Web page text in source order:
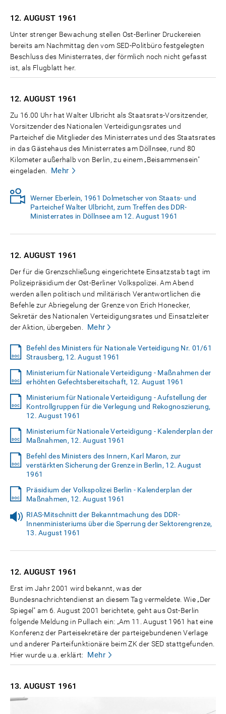
12. AUGUST 1961
Unter strenger Bewachung stellen Ost-Berliner Druckereien
bereits am Nachmittag den vom SED-Politbüro festgelegten
Beschluss des Ministerrates, der förmlich noch nicht gefasst
ist, als Flugblatt her.
12. AUGUST 1961
Zu 16.00 Uhr hat Walter Ulbricht als Staatsrats-Vorsitzender,
Vorsitzender des Nationalen Verteidigungsrates und
Parteichef die Mitglieder des Ministerrates und des Staatsrates
in das Gästehaus des Ministerrates am Döllnsee, rund 80
Kilometer außerhalb von Berlin, zu einem „Beisammensein"
eingeladen.
Mehr
Werner Eberlein, 1961 Dolmetscher von Staats- und
Parteichef Walter Ulbricht, zum Treffen des DDR-
Ministerrates in Döllnsee am 12. August 1961
12. AUGUST 1961
Der für die Grenzschließung eingerichtete Einsatzstab tagt im
Polizeipräsidium der Ost-Berliner Volkspolizei. Am Abend
werden allen politisch und militärisch Verantwortlichen die
Befehle zur Abriegelung der Grenze von Erich Honecker,
Sekretär des Nationalen Verteidigungsrates und Einsatzleiter
der Aktion, übergeben.
Mehr
Befehl des Ministers für Nationale Verteidigung Nr. 01/61
Strausberg, 12. August 1961
Ministerium für Nationale Verteidigung - Maßnahmen der
erhöhten Gefechtsbereitschaft, 12. August 1961
Ministerium für Nationale Verteidigung - Aufstellung der
Kontrollgruppen für die Verlegung und Rekognoszierung,
12. August 1961
Ministerium für Nationale Verteidigung - Kalenderplan der
Maßnahmen, 12. August 1961
Befehl des Ministers des Innern, Karl Maron, zur
verstärkten Sicherung der Grenze in Berlin, 12. August
1961
Präsidium der Volkspolizei Berlin - Kalenderplan der
Maßnahmen, 12. August 1961
RIAS-Mitschnitt der Bekanntmachung des DDR-
Innenministeriums über die Sperrung der Sektorengrenze,
13. August 1961
12. AUGUST 1961
Erst im Jahr 2001 wird bekannt, was der
Bundesnachrichtendienst an diesem Tag vermeldete. Wie „Der
Spiegel" am 6. August 2001 berichtete, geht aus Ost-Berlin
folgende Meldung in Pullach ein: „Am 11. August 1961 hat eine
Konferenz der Parteisekretäre der parteigebundenen Verlage
und anderer Parteifunktionäre beim ZK der SED stattgefunden.
Hier wurde u.a. erklärt:
Mehr
13. AUGUST 1961